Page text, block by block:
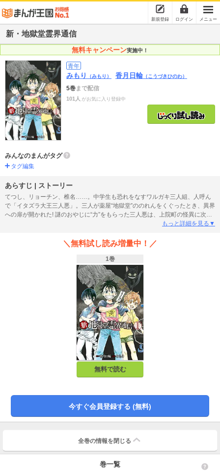
新規登録 ログイン メニュー
新・地獄堂霊界通信
無料キャンペーン実施中！
青年
みもり （みもり） 香月日輪 （こうづきひのわ）
5巻まで配信
101人 がお気に入り登録中
みんなのまんがタグ
タグ編集
あらすじ | ストーリー
てつし、リョーチン、椎名……。中学生も恐れをなすワルガキ三人組、人呼ん
で「イタズラ大王三人悪」。三人が薬屋“地獄堂”ののれんをくぐったとき、異界
への扉が開かれた! 謎のおやじに“力”をもらった三人悪は、上院町の怪異に次々
と遭遇。事件を通して、この世の様々な不思議や人の想いの複雑さを受け入
に登場！ 世間を騒がせる連続女児誘拐殺人事件。それは凶悪な魔物「首斬り
鬼」のしわざだった！ 事件を追う蒼龍とともに、上院町に現れた魔物を倒
もっと詳細を見る▼
＼無料試し読み増量中！／
1巻
無料で読む
今すぐ会員登録する (無料)
全巻の情報を 閉じる
巻一覧